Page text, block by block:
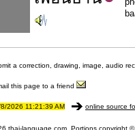
a correction, drawing, image, audio
this page to a friend
2026 11:21:39 AM online source
thai-language.com. Portions copyright